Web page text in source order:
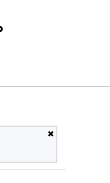
✖